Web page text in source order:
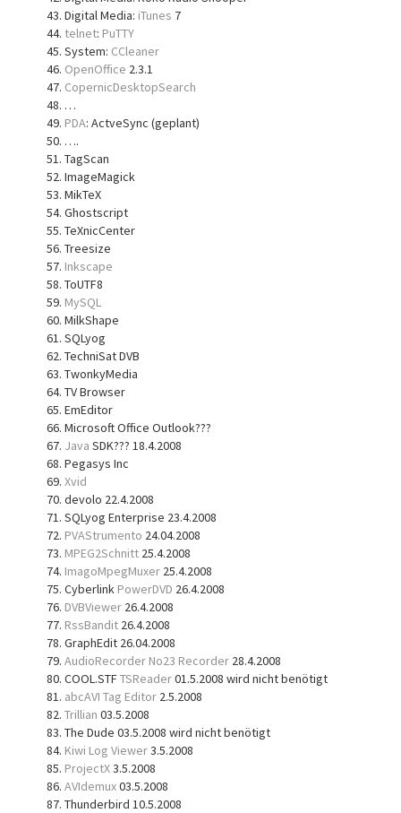
Digital Media: iTunes 7
telnet: PuTTY
System: CCleaner
OpenOffice 2.3.1
CopernicDesktopSearch
…
PDA: ActveSync (geplant)
….
TagScan
ImageMagick
MikTeX
Ghostscript
TeXnicCenter
Treesize
Inkscape
ToUTF8
MySQL
MilkShape
SQLyog
TechniSat DVB
TwonkyMedia
TV Browser
EmEditor
Microsoft Office Outlook???
Java SDK??? 18.4.2008
Pegasys Inc
Xvid
devolo 22.4.2008
SQLyog Enterprise 23.4.2008
PVAStrumento 24.04.2008
MPEG2Schnitt 25.4.2008
ImagoMpegMuxer 25.4.2008
Cyberlink PowerDVD 26.4.2008
DVBViewer 26.4.2008
RssBandit 26.4.2008
GraphEdit 26.04.2008
AudioRecorder No23 Recorder 28.4.2008
COOL.STFTSReader01.5.2008 wird nicht benötigt
abcAVI Tag Editor 2.5.2008
Trillian 03.5.2008
The Dude 03.5.2008 wird nicht benötigt
Kiwi Log Viewer3.5.2008
ProjectX3.5.2008
AVIdemux03.5.2008
Thunderbird 10.5.2008